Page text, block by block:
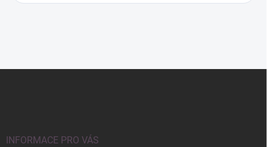
INFORMACE PRO VÁS